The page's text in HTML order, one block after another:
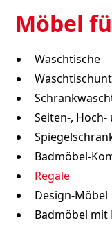
Möbel
Waschtische
Seiten-,
Badmöbel-
Regale
Design-Möbel
Badmöbel mit